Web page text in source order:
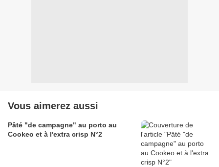
Vous aimerez aussi
Pâté "de campagne" au porto au
Cookeo et à l'extra crisp N°2